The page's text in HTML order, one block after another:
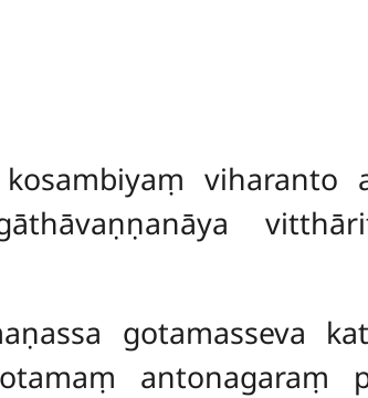
viharanto
gotamasseva
antonagaraṃ